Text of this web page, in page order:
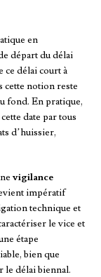
en
départ du délai
ce délai court à
cette notion reste
fond. En pratique,
date par tous
d’huissier,
vigilance
impératif
technique et
le vice et
étape
bien que
le délai biennal.